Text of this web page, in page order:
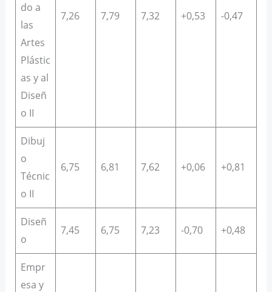
do a
las
Artes
Plástic
as y al
Diseñ
o II
7,26 7,79 7,32 +0,53 -0,47
Dibuj
o
Técnic
o II
6,75 6,81 7,62 +0,06 +0,81
Diseñ
o
7,45 6,75 7,23 -0,70 +0,48
Empr
esa y